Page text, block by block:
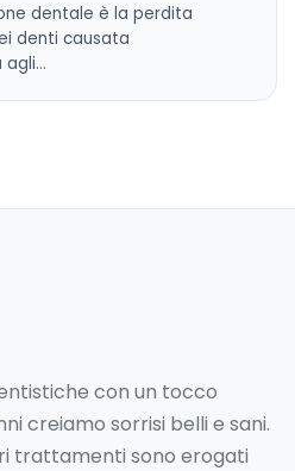
dentale è la perdita
denti causata
agli…
con un tocco
creiamo sorrisi belli e sani.
trattamenti sono erogati